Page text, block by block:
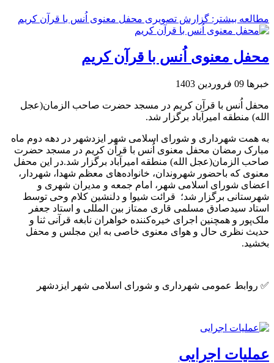
مطالعه بیشتر: گزارش تصویری محفل معنوی اُنس با قرآن کریم
محفل معنوی اُنس با قرآن کریم
خبرها 09 فروردين 1403
محفل اُنس با قرآن کریم در مسجد حضرت صاحب الزمان(عجل‌
الله) منطقه امیرآباد برگزار شد.
به همت شهرداری و شورای اسلامی شهر ایزدشهر در دهه دوم ماه
مبارک رمضان محفل معنوی اُنس با قرآن کریم در مسجد حضرت
صاحب الزمان(عجل‌ الله) منطقه امیرآباد برگزار شد.در این محفل
معنوی که باحضور شهروندان، خانواده‌های معظم شهدا، شهردار،
اعضای شورای اسلامی شهر، امام جمعه و مدیران شهری و
شهرستانی برگزار شد؛ قرائت شیوا و دلنشین کلام وحی توسط
استاد سیدصادق مسلمی قاری ممتاز بین المللی و استاد جعفر
ملک‌پور و همچنین اجرای خیره‌کننده خواهران نابغه قرآنی ثنا و
حدیث نظری حال و هوای معنوی خاصی به این مجلس و محفل
بخشید.
✅ روابط عمومی شهرداری و شورای اسلامی شهر ایزدشهر
عملیات اجرایی